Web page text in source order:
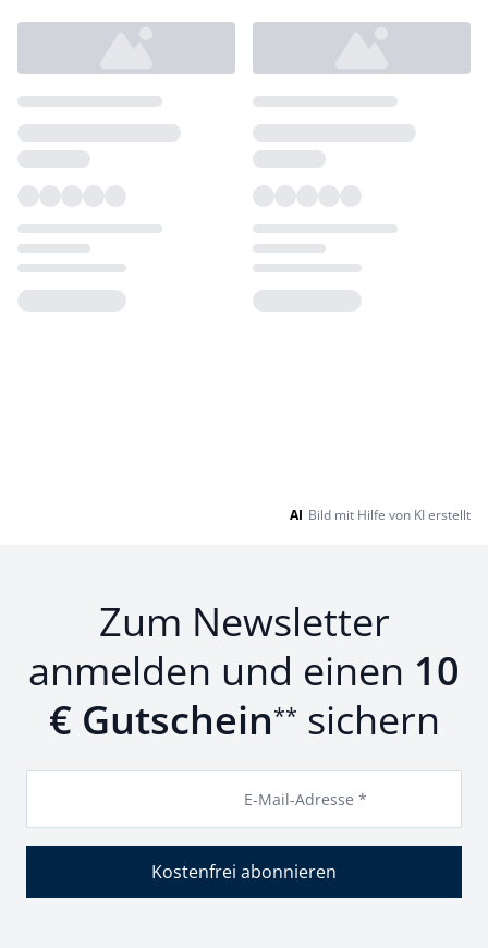
AI Bild mit Hilfe von KI erstellt
Zum Newsletter
anmelden und einen 10
€ Gutschein** sichern
E-Mail-Adresse *
Kostenfrei abonnieren